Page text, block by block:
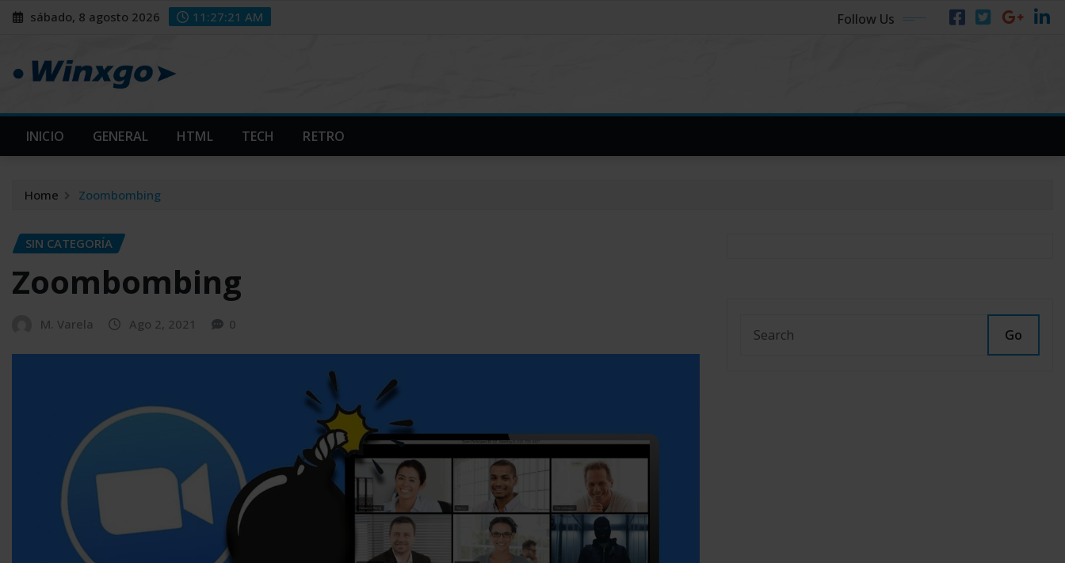
Skip sábado, 8 agosto 2026 11:27:22 AM Follow Us
INICIO GENERAL HTML TECH RETRO
Home Zoombombing
SIN CATEGORÍA
Zoombombing
M. Varela Ago 2, 2021 0
Go
modal-check
modal-check